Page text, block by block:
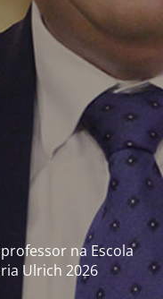
na Escola
Ulrich 2026